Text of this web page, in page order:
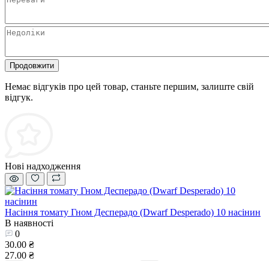
Продовжити
Немає відгуків про цей товар, станьте першим, залиште свій
відгук.
Нові надходження
Насіння томату Гном Десперадо (Dwarf Desperado) 10 насінин
В наявності
0
30.00 ₴
27.00 ₴